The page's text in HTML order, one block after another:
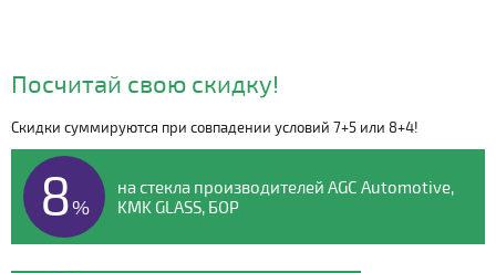
Видео о компании
Посчитай свою скидку!
Скидки суммируются при совпадении условий 7+5 или 8+4!
8%
на стекла производителей AGC Automotive,
KMK GLASS, БОР